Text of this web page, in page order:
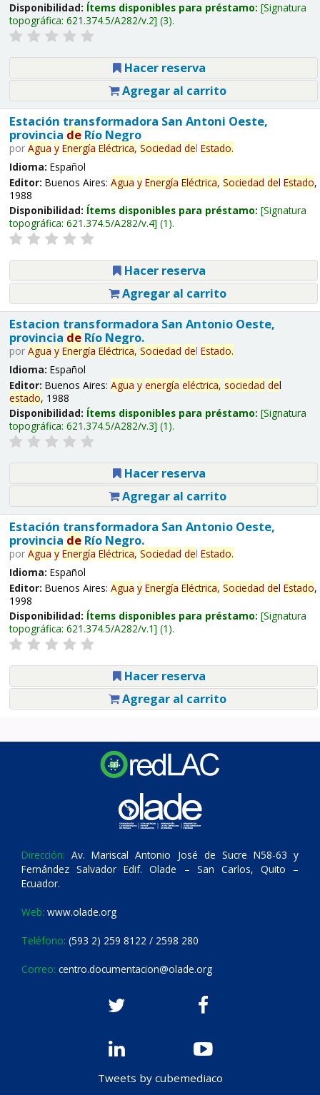
Disponibilidad: Ítems disponibles para préstamo: Signatura
topográfica: 621.374.5/A282/v.2 (3).
Hacer reserva
Agregar al carrito
Estación transformadora San Antoni Oeste,
provincia deRío Negro
por Agua y Energía Eléctrica, Sociedad del Estado.
Idioma: Español
Editor: Buenos Aires: Agua y Energía Eléctrica, Sociedad del Estado,
1988
Disponibilidad: Ítems disponibles para préstamo: Signatura
topográfica: 621.374.5/A282/v.4 (1).
Hacer reserva
Agregar al carrito
Estacion transformadora San Antonio Oeste,
provincia deRío Negro.
por Agua y Energía Eléctrica, Sociedad del Estado.
Idioma: Español
Editor: Buenos Aires: Agua y energía eléctrica, sociedad del
estado, 1988
Disponibilidad: Ítems disponibles para préstamo: Signatura
topográfica: 621.374.5/A282/v.3 (1).
Hacer reserva
Agregar al carrito
Estación transformadora San Antonio Oeste,
provincia deRío Negro.
por Agua y Energía Eléctrica, Sociedad del Estado.
Idioma: Español
Editor: Buenos Aires: Agua y Energía Eléctrica, Sociedad del Estado,
1998
Disponibilidad: Ítems disponibles para préstamo: Signatura
topográfica: 621.374.5/A282/v.1 (1).
Hacer reserva
Agregar al carrito
Dirección: Av. Mariscal Antonio José de Sucre N58-63 y
Fernández Salvador Edif. Olade – San Carlos, Quito –
Ecuador.
Web: www.olade.org
Teléfono: (593 2) 259 8122 / 2598 280
Correo: centro.documentacion@olade.org
Tweets by cubemediaco